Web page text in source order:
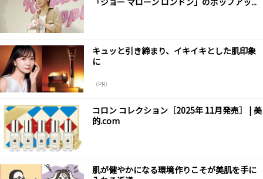
キュッと引き締まり、イキイキとした肌印象
に
（PR）
コロン コレクション［2025年 11月発売］ | 美
的.com
肌が健やかになる環境作りこそが美肌を手に